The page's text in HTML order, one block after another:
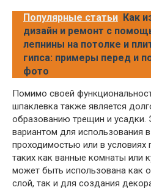
Популярные статьи Как
дизайн и ремонт с
лепнины на потолке и
гипса: примеры перед и
фото
Помимо своей
шпаклевка также является
образованию трещин и усадки.
вариантом для использования
проходимостью или в
таких как ванные комнаты или
может быть использована как
слой, так и для создания